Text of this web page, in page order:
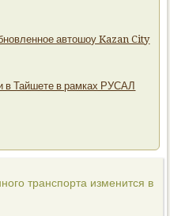
автошоу Kazan City
в Тайшете в рамках РУСАЛ
транспорта изменится в